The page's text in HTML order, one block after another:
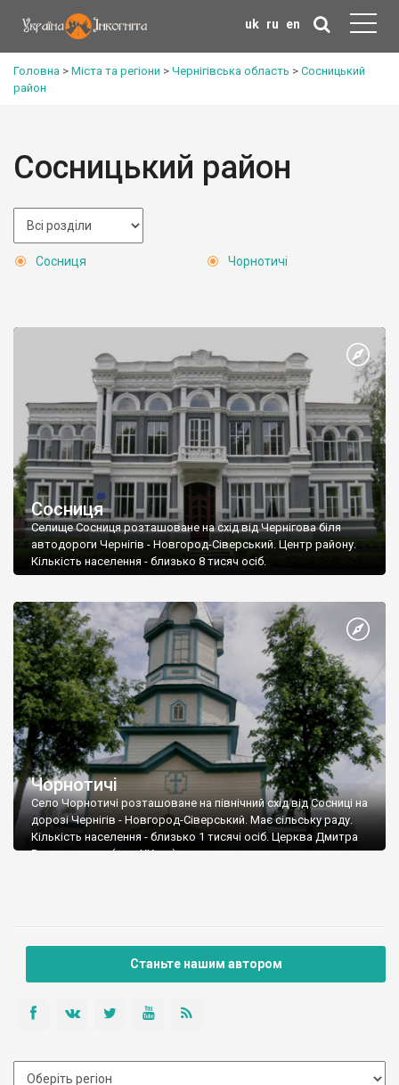
uk ru en
Головна > Міста та регіони > Чернігівська область > Сосницький
район
Сосницький район
Сосниця Чорнотичі
Сосниця
Селище Сосниця розташоване на схід від Чернігова біля
автодороги Чернігів - Новгород-Сіверський. Центр району.
Кількість населення - близько 8 тисяч осіб.
Чорнотичі
Село Чорнотичі розташоване на північний схід від Сосниці на
дорозі Чернігів - Новгород-Сіверський. Має сільську раду.
Кількість населення - близько 1 тисячі осіб. Церква Дмитра
Ростовського (поч. ХХ ст.)
Станьте нашим автором